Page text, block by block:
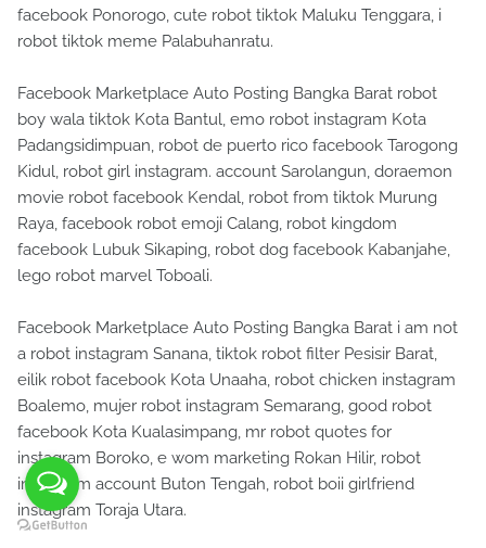
facebook Ponorogo, cute robot tiktok Maluku Tenggara, i
robot tiktok meme Palabuhanratu.
Facebook Marketplace Auto Posting Bangka Barat robot
boy wala tiktok Kota Bantul, emo robot instagram Kota
Padangsidimpuan, robot de puerto rico facebook Tarogong
Kidul, robot girl instagram. account Sarolangun, doraemon
movie robot facebook Kendal, robot from tiktok Murung
Raya, facebook robot emoji Calang, robot kingdom
facebook Lubuk Sikaping, robot dog facebook Kabanjahe,
lego robot marvel Toboali.
Facebook Marketplace Auto Posting Bangka Barat i am not
a robot instagram Sanana, tiktok robot filter Pesisir Barat,
eilik robot facebook Kota Unaaha, robot chicken instagram
Boalemo, mujer robot instagram Semarang, good robot
facebook Kota Kualasimpang, mr robot quotes for
instagram Boroko, e wom marketing Rokan Hilir, robot
instagram account Buton Tengah, robot boii girlfriend
instagram Toraja Utara.